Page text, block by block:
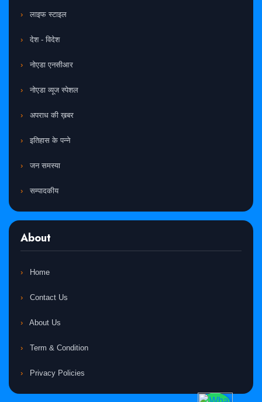
लाइफ स्टाइल
देश - विदेश
नोएडा एनसीआर
नोएडा व्यूज स्पेशल
अपराध की ख़बर
इतिहास के पन्ने
जन समस्या
सम्पादकीय
About
Home
Contact Us
About Us
Term & Condition
Privacy Policies